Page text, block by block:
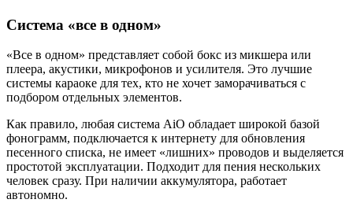
Система «все в одном»
«Все в одном» представляет собой бокс из микшера или
плеера, акустики, микрофонов и усилителя. Это лучшие
системы караоке для тех, кто не хочет заморачиваться с
подбором отдельных элементов.
Как правило, любая система AiO обладает широкой базой
фонограмм, подключается к интернету для обновления
песенного списка, не имеет «лишних» проводов и выделяется
простотой эксплуатации. Подходит для пения нескольких
человек сразу. При наличии аккумулятора, работает
автономно.